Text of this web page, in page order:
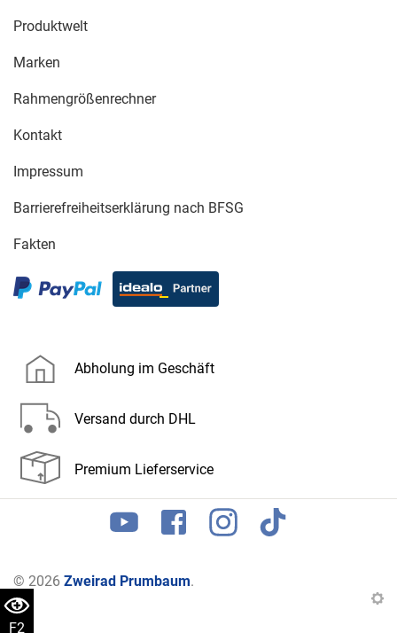
F2
Produktwelt
Marken
Rahmengrößenrechner
Kontakt
Impressum
Barrierefreiheitserklärung nach BFSG
Fakten
Abholung im Geschäft
Versand durch DHL
Premium Lieferservice
© 2026 Zweirad Prumbaum.